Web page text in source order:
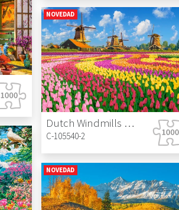
NOVEDAD
Dutch Windmills Among Tulips
C-105540-2
NOVEDAD